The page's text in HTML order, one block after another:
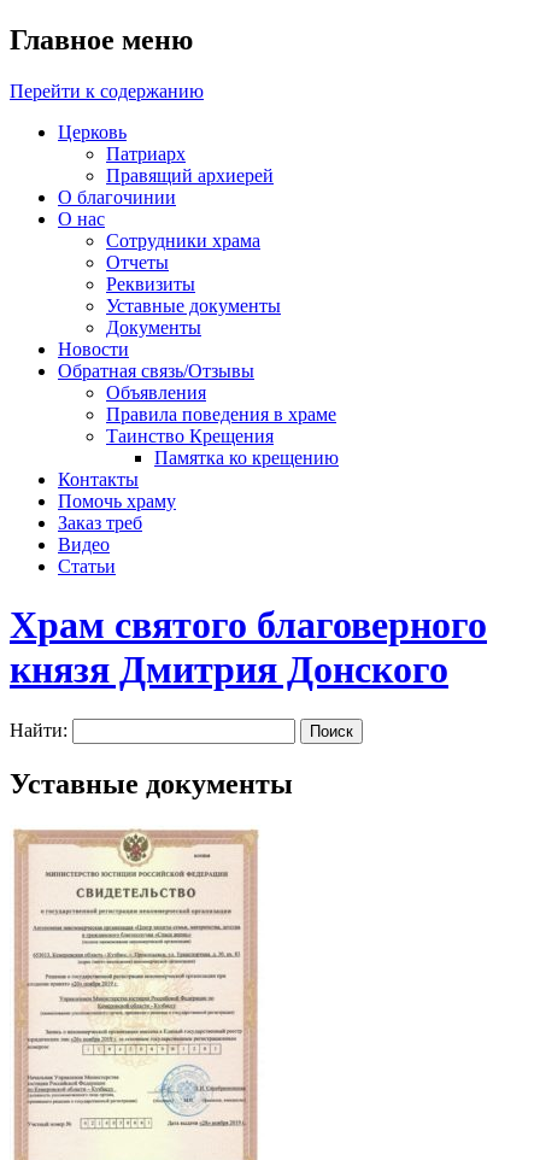
Главное меню
Перейти к содержанию
Церковь
Патриарх
Правящий архиерей
О благочинии
О нас
Сотрудники храма
Отчеты
Реквизиты
Уставные документы
Документы
Новости
Обратная связь/Отзывы
Объявления
Правила поведения в храме
Таинство Крещения
Памятка ко крещению
Контакты
Помочь храму
Заказ треб
Видео
Статьи
Храм святого благоверного
князя Дмитрия Донского
Найти:
Уставные документы